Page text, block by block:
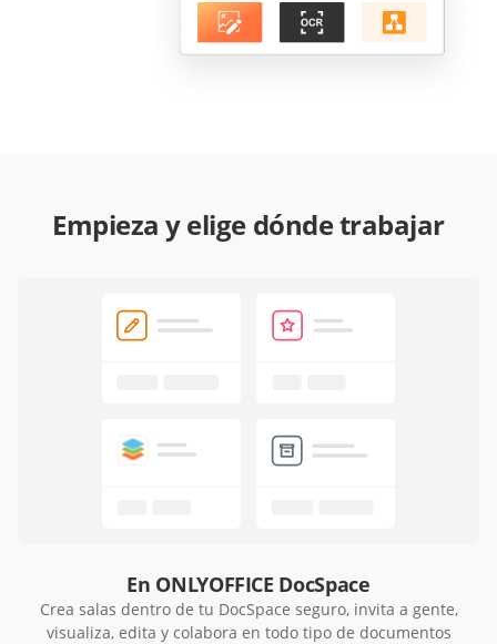
Empieza y elige dónde trabajar
En ONLYOFFICE DocSpace
Crea salas dentro de tu DocSpace seguro, invita a gente,
visualiza, edita y colabora en todo tipo de documentos